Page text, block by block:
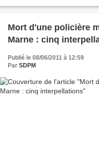
Mort d'une policière
Marne : cinq
Publié le 08/06/2011 à 12:59
Par SDPM